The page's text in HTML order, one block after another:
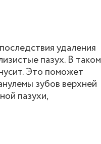
удаления
пазух. В таком
Это поможет
зубов верхней
пазухи,